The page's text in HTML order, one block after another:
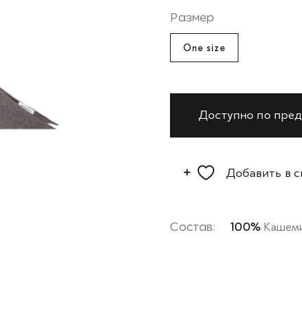
Размер
One size
Доступно по
Добавить в
Состав: 100%